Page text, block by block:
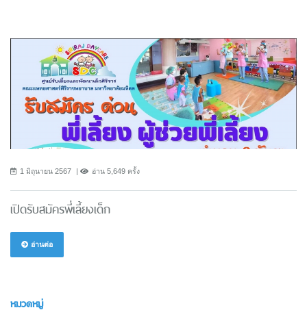
1 มิถุนายน 2567 อ่าน 5,649 ครั้ง
เปิดรับสมัครพี่เลี้ยงเด็ก
อ่านต่อ
หมวดหมู่